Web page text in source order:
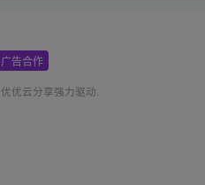
广告合作
优优云分享强力驱动.